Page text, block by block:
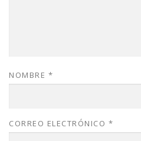
NOMBRE *
CORREO ELECTRÓNICO *